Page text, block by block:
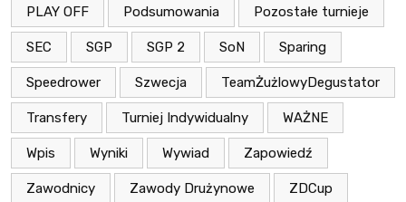
PLAY OFF Podsumowania Pozostałe turnieje
SEC SGP SGP 2 SoN Sparing
Speedrower Szwecja TeamŻużlowyDegustator
Transfery Turniej Indywidualny WAŻNE
Wpis Wyniki Wywiad Zapowiedź
Zawodnicy Zawody Drużynowe ZDCup